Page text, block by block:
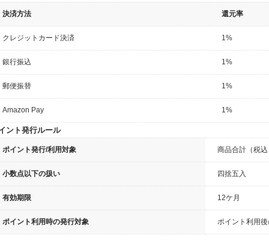
決済方法 還元率
クレジットカード決済 1%
銀行振込 1%
郵便振替 1%
Amazon Pay 1%
ント発行ルール
ポイント発行/利用対象 商品合計（税込
小数点以下の扱い 四捨五入
有効期限 12ケ月
ポイント利用時の発行対象 ポイント利用